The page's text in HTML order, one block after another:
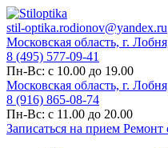
stil-optika.rodionov@yandex.ru
Московская область, г.
8 (495) 577-09-41
Пн-Вс: с 10.00 до 19.00
Московская область, г.
8 (916) 865-08-74
Пн-Вс: с 11.00 до 20.00
Записаться на прием Ремонт